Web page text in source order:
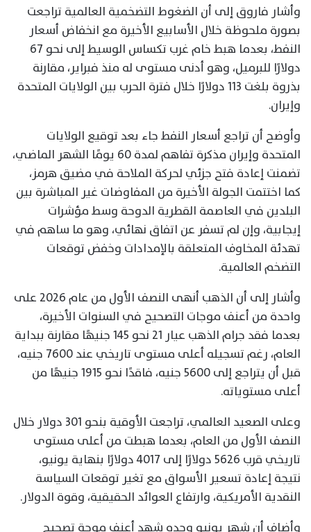
وأشار فاروق إلى أن الضغوط التضخمية العالمية تراجعت
بصورة ملحوظة خلال الأسابيع الأخيرة مع انخفاض أسعار
النفط، بعدما هبط خام غرب تكساس الوسيط إلى نحو 67
دولارًا للبرميل، وهو أدنى مستوى له منذ فبراير، مقارنة
بذروة بلغت 113 دولارًا خلال فترة الحرب بين الولايات المتحدة
وإيران.
وأوضح أن تراجع أسعار النفط جاء بعد توقيع الولايات
المتحدة وإيران مذكرة تفاهم لمدة 60 يومًا الشهر الماضي،
تضمنت إعادة فتح جزئي لحركة الملاحة في مضيق هرمز،
كما اختتمت الجولة الأخيرة من المفاوضات غير المباشرة بين
البلدين في العاصمة القطرية الدوحة وسط مؤشرات
إيجابية، وإن لم تسفر عن اتفاق نهائي، وهو ما ساهم في
تهدئة المخاوف المتعلقة بالإمدادات وخفض توقعات
التضخم العالمية.
وأشار إلى أن الذهب أنهى النصف الأول من عام 2026 على
واحدة من أعنف موجات التصحيح في السنوات الأخيرة،
بعدما فقد جرام الذهب عيار 21 نحو 145 جنيهًا مقارنة ببداية
العام، رغم تسجيله أعلى مستوى تاريخي عند 7600 جنيه،
قبل أن يتراجع إلى 5600 جنيه، فاقدًا نحو 1915 جنيهًا من
أعلى مستوياته.
وعلى الصعيد العالمي، تراجعت الأوقية بنحو 301 دولار خلال
النصف الأول من العام، بعدما هبطت من أعلى مستوى
تاريخي قرب 5626 دولارًا إلى 4017 دولارًا بنهاية يونيو،
نتيجة إعادة تسعير الأسواق مع تغير توقعات السياسة
النقدية الأمريكية، وارتفاع العوائد الحقيقية، وقوة الدولار.
وأضاف أن شهر يونيو وحده شهد أعنف موجة تصحيح